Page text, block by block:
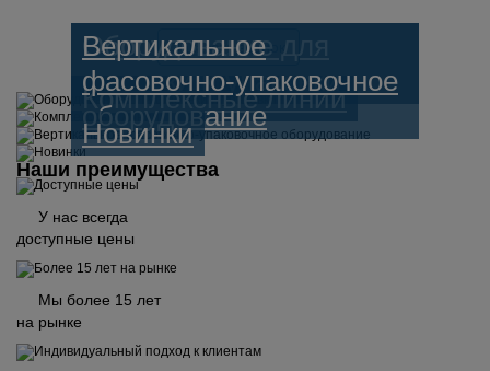
Заказать звонок
Избранное/Корзина
Оборудование для
фасовки и упаковки
Комплексные линии
Вертикальное
фасовочно-упаковочное
оборудование
Новинки
Наши преимущества
У нас всегда
доступные цены
Мы более 15 лет
на рынке